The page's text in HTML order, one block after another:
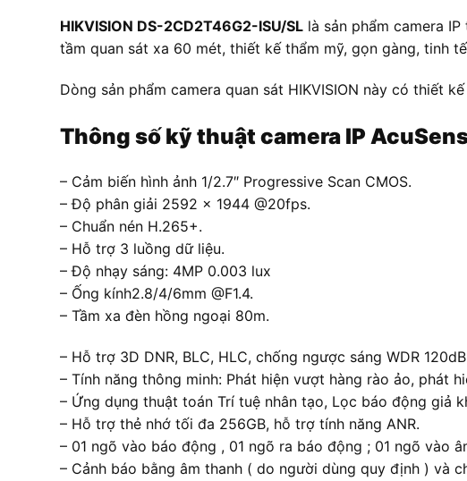
HIKVISION DS-2CD2T46G2-ISU/SL là sản phẩm camera
tầm quan sát xa 60 mét, thiết kế thẩm mỹ, gọn gàng, tinh
Dòng sản phẩm camera quan sát HIKVISION này có thiết
Thông số kỹ thuật camera IP
– Cảm biến hình ảnh 1/2.7″ Progressive Scan CMOS.
– Độ phân giải 2592 × 1944 @20fps.
– Chuẩn nén H.265+.
– Hỗ trợ 3 luồng dữ liệu.
– Độ nhạy sáng: 4MP 0.003 lux
– Ống kính2.8/4/6mm @F1.4.
– Tầm xa đèn hồng ngoại 80m.
– Hỗ trợ 3D DNR, BLC, HLC, chống ngược sáng WDR
– Tính năng thông minh: Phát hiện vượt hàng rào ảo, phát
– Ứng dụng thuật toán Trí tuệ nhân tạo, Lọc báo động giả
– Hỗ trợ thẻ nhớ tối đa 256GB, hỗ trợ tính năng ANR.
– 01 ngõ vào báo động , 01 ngõ ra báo động ; 01 ngõ vào
– Cảnh báo bằng âm thanh ( do người dùng quy định ) và